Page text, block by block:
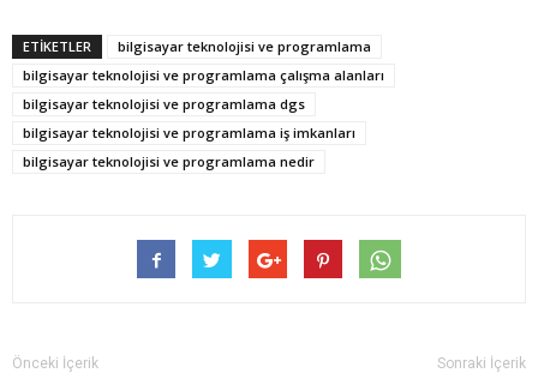
ETİKETLER
bilgisayar teknolojisi ve programlama
bilgisayar teknolojisi ve programlama çalışma alanları
bilgisayar teknolojisi ve programlama dgs
bilgisayar teknolojisi ve programlama iş imkanları
bilgisayar teknolojisi ve programlama nedir
Önceki İçerik Sonraki İçerik